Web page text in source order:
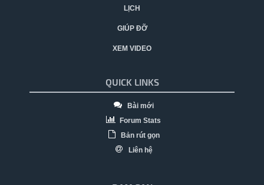
LỊCH
GIÚP ĐỠ
XEM VIDEO
QUICK LINKS
Bài mới
Forum Stats
Bản rút gọn
Liên hệ